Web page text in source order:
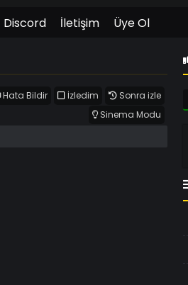
Discord İletişim Üye Ol
Sonra izle
İzledim
Hata Bildir
Sinema Modu